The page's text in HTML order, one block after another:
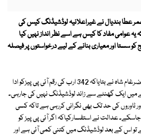
عطا بندیال نے غیراعلانیہ لوڈشیڈنگ کیس کی
عوامی مفاد کا کیس ہے اسے نظر انداز نہیں کیا
سستا اور معیاری بنانے کے لیے درخواستوں پر فیصلہ
جوائنٹ سیکریٹری پانی وبجلی ضرغام شاہ نے بتایاکہ 342 ارب کی رقم آئی پی پیزکو ادا
ایک گھنٹے سے زائد لوڈشیڈنگ نہیں کی جارہی۔
ٹاوروں کی حد تک بھی نگرانی کررہی ہے تاکہ کسی
عدالت نے استفسارکیاکہ اگر آئی پی پیز کو
تو اس کے بعد لوڈشیڈنگ میں کتنی کمی آئی ہے اور